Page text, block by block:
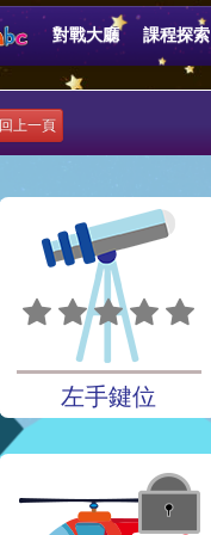
對戰大廳 課程探索
回上一頁
左手鍵位